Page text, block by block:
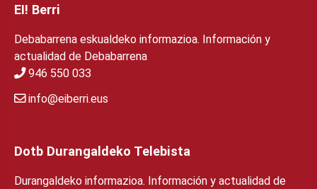
EI! Berri
Debabarrena eskualdeko informazioa. Información y
actualidad de Debabarrena
946 550 033
info@eiberri.eus
Dotb Durangaldeko Telebista
Durangaldeko informazioa. Información y actualidad de